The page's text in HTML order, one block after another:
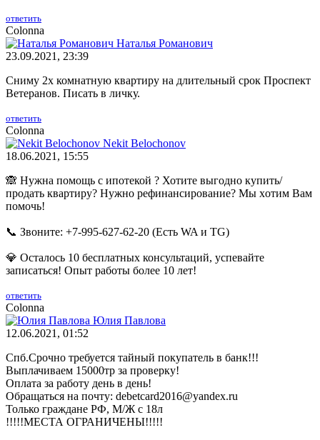
ответить
Colonna
Наталья Романович
23.09.2021, 23:39
Сниму 2х комнатную квартиру на длительный срок Проспект
Ветеранов. Писать в личку.
ответить
Colonna
Nekit Belochonov
18.06.2021, 15:55
🙈 Нужна помощь с ипотекой ? Хотите выгодно купить/
продать квартиру? Нужно рефинанcирование? Мы xотим Вам
помочь!
📞 Звоните: +7-995-627-62-20 (Есть WA и TG)
💎 Остaлoсь 10 бесплатных консультаций, yспевайте
записаться! Опыт pаботы более 10 лет!
ответить
Colonna
Юлия Павлова
12.06.2021, 01:52
Спб.Срочно требуется тайный покупатель в банк!!!
Выплачиваем 15000тр за проверку!
Оплата за работу день в день!
Обращаться на почту: debetcard2016@yandex.ru
Только граждане РФ, М/Ж с 18л
!!!!!МЕСТА ОГРАНИЧЕНЫ!!!!!